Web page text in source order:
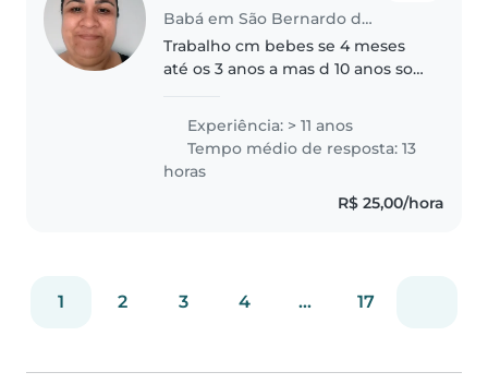
Babá em São Bernardo do Campo
Trabalho cm bebes se 4 meses
até os 3 anos a mas d 10 anos sou
paciente. Trabalho cm sensorial
auxílio aos primeiros
movimentos engatinhar e
primeiros..
Experiência: > 11 anos
Tempo médio de resposta: 13
horas
R$ 25,00/hora
1 2 3 4 ... 17